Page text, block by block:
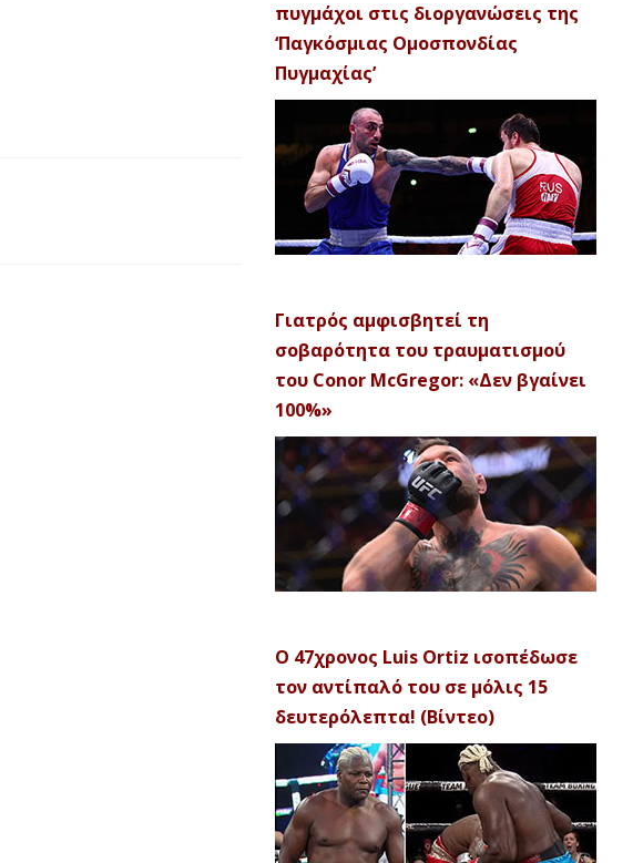
πυγμάχοι στις διοργανώσεις της
‘Παγκόσμιας Ομοσπονδίας
Πυγμαχίας’
Γιατρός αμφισβητεί τη
σοβαρότητα του τραυματισμού
του Conor McGregor: «Δεν βγαίνει
100%»
Ο 47χρονος Luis Ortiz ισοπέδωσε
τον αντίπαλό του σε μόλις 15
δευτερόλεπτα! (Βίντεο)